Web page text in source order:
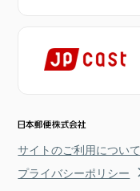
サイトのご利用について
プライバシーポリシー